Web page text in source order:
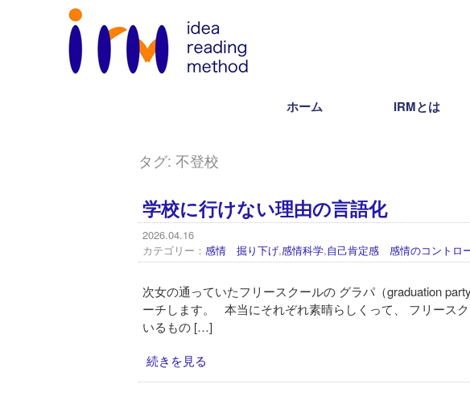
ホーム IRMとは
タグ: 不登校
学校に行けない理由の言語化
2026.04.16
カテゴリー： 感情 掘り下げ,感情科学,自己肯定感 感情のコントロ
次女の通っていたフリースクールの グラパ（graduation
ーチします。 本当にそれぞれ素晴らしくって、 フリース
いるもの […]
続きを見る